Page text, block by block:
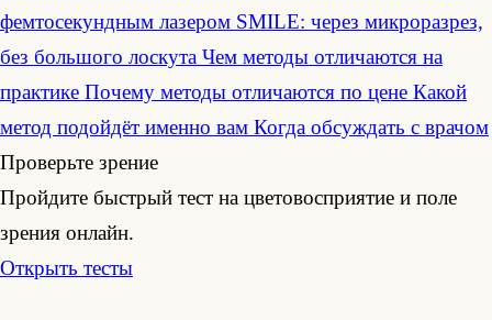
фемтосекундным лазером SMILE: через микроразрез,
без большого лоскута Чем методы отличаются на
практике Почему методы отличаются по цене Какой
метод подойдёт именно вам Когда обсуждать с врачом
Проверьте зрение
Пройдите быстрый тест на цветовосприятие и поле
зрения онлайн.
Открыть тесты